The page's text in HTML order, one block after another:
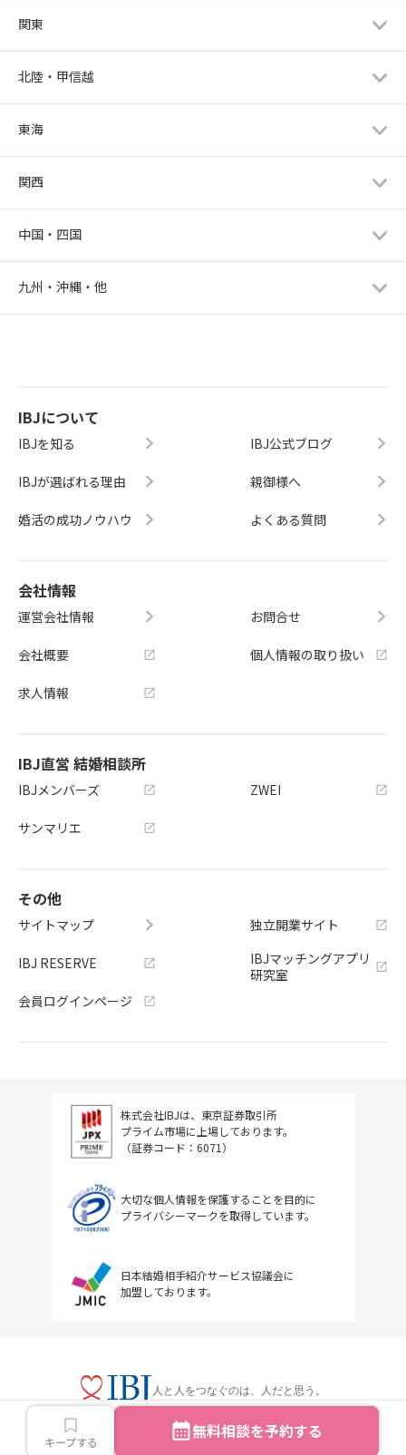
キープする 無料相談を予約する
関東
北陸・甲信越
東海
関西
中国・四国
九州・沖縄・他
IBJについて
IBJを知る
IBJが選ばれる理由
婚活の成功ノウハウ
IBJ公式ブログ
親御様へ
よくある質問
会社情報
運営会社情報
会社概要
求人情報
お問合せ
個人情報の取り扱い
IBJ直営 結婚相談所
IBJメンバーズ
サンマリエ
ZWEI
その他
サイトマップ
IBJ RESERVE
会員ログインページ
独立開業サイト
IBJマッチングアプリ
研究室
株式会社IBJは、東京証券取引所
プライム市場に上場しております。
（証券コード：6071）
大切な個人情報を保護することを目的に
プライバシーマークを取得しています。
日本結婚相手紹介サービス協議会に
加盟しております。
人と人をつなぐのは、人だと思う。